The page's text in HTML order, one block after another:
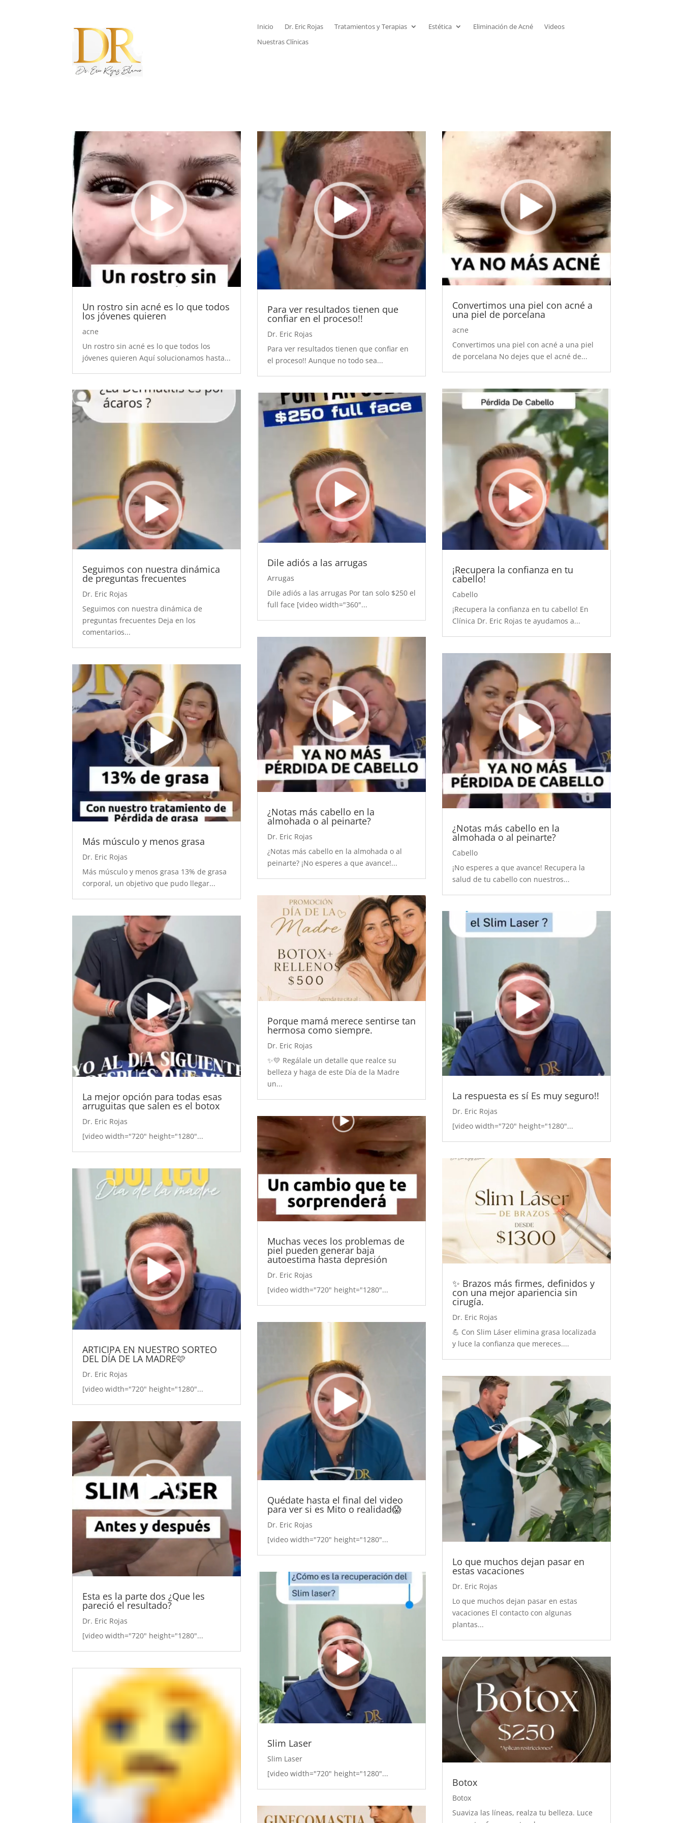
Inicio Dr. Eric Rojas Tratamientos y Terapias Estética Eliminación de Acné
Videos
Nuestras Clínicas
Un rostro sin acné es lo que todos
los jóvenes quieren
acne
Un rostro sin acné es lo que todos los
jóvenes quieren Aquí solucionamos hasta...
Seguimos con nuestra dinámica
de preguntas frecuentes
Dr. Eric Rojas
Seguimos con nuestra dinámica de
preguntas frecuentes Deja en los
comentarios...
Más músculo y menos grasa
Dr. Eric Rojas
Más músculo y menos grasa 13% de grasa
corporal, un objetivo que pudo llegar...
La mejor opción para todas esas
arruguitas que salen es el botox
Dr. Eric Rojas
[video width="720" height="1280"...
ARTICIPA EN NUESTRO SORTEO
DEL DÍA DE LA MADRE🩷
Dr. Eric Rojas
[video width="720" height="1280"...
Esta es la parte dos ¿Que les
pareció el resultado?
Dr. Eric Rojas
[video width="720" height="1280"...
Para ver resultados tienen que
confiar en el proceso!!
Dr. Eric Rojas
Para ver resultados tienen que confiar en
el proceso!! Aunque no todo sea...
Dile adiós a las arrugas
Arrugas
Dile adiós a las arrugas Por tan solo $250 el
full face [video width="360"...
¿Notas más cabello en la
almohada o al peinarte?
Dr. Eric Rojas
¿Notas más cabello en la almohada o al
peinarte? ¡No esperes a que avance!...
Porque mamá merece sentirse tan
hermosa como siempre.
Dr. Eric Rojas
✨💛 Regálale un detalle que realce su
belleza y haga de este Día de la Madre
un...
Muchas veces los problemas de
piel pueden generar baja
autoestima hasta depresión
Dr. Eric Rojas
[video width="720" height="1280"...
Quédate hasta el final del video
para ver si es Mito o realidad😱
Dr. Eric Rojas
[video width="720" height="1280"...
Slim Laser
Slim Laser
[video width="720" height="1280"...
Convertimos una piel con acné a
una piel de porcelana
acne
Convertimos una piel con acné a una piel
de porcelana No dejes que el acné de...
¡Recupera la confianza en tu
cabello!
Cabello
¡Recupera la confianza en tu cabello! En
Clínica Dr. Eric Rojas te ayudamos a...
¿Notas más cabello en la
almohada o al peinarte?
Cabello
¡No esperes a que avance! Recupera la
salud de tu cabello con nuestros...
La respuesta es sí Es muy seguro!!
Dr. Eric Rojas
[video width="720" height="1280"...
✨ Brazos más firmes, definidos y
con una mejor apariencia sin
cirugía.
Dr. Eric Rojas
💪 Con Slim Láser elimina grasa localizada
y luce la confianza que mereces....
Lo que muchos dejan pasar en
estas vacaciones
Dr. Eric Rojas
Lo que muchos dejan pasar en estas
vacaciones El contacto con algunas
plantas...
Botox
Botox
Suaviza las líneas, realza tu belleza. Luce